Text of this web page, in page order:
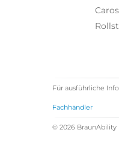
Für ausführliche
Fachhändler
© 2026 BraunAbility